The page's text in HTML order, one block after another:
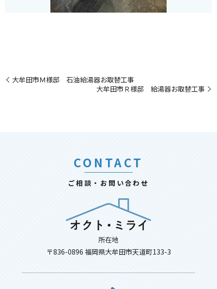
大牟田市Ｍ様邸 石油給湯器お取替工事
大牟田市Ｒ様邸 給湯器お取替工事
CONTACT
ご相談・お問い合わせ
所在地
〒836-0896 福岡県大牟田市天道町133-3